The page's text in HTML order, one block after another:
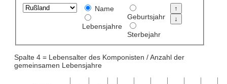
Name
Lebensjahre
Geburtsjahr
Sterbejahr
Spalte 4 = Lebensalter des Komponisten / Anzahl der
gemeinsamen Lebensjahre